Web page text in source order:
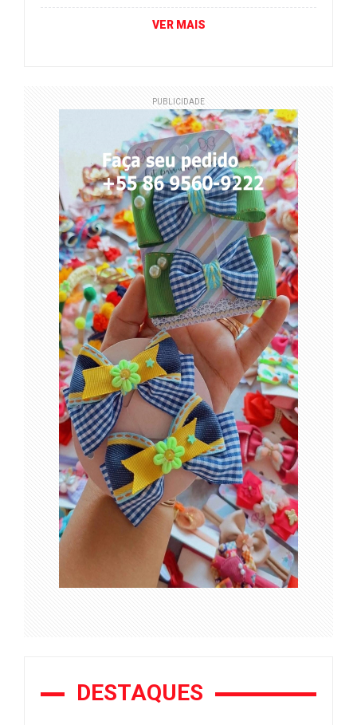
VER MAIS
PUBLICIDADE
DESTAQUES